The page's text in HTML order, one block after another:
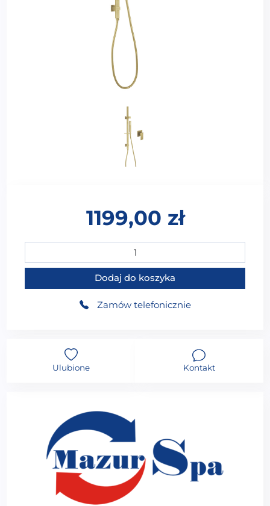
1199,00 zł
ilość WS-91128G Kolumna prysznicowa natryskowa
Dodaj do koszyka
Zamów telefonicznie
Ulubione Kontakt